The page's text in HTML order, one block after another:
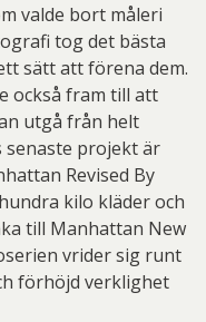
valde bort måleri
tog det bästa
sätt att förena dem.
också fram till att
utgå från helt
senaste projekt är
Revised By
kilo kläder och
till Manhattan New
vrider sig runt
förhöjd verklighet